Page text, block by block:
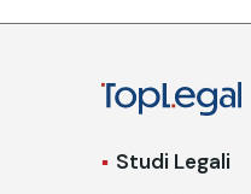
Studi Legali